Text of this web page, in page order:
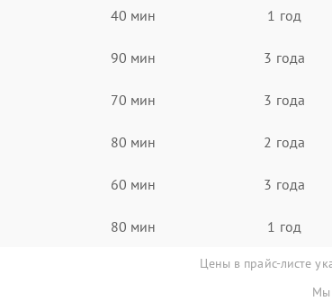
40 мин 1 год
90 мин 3 года
70 мин 3 года
80 мин 2 года
60 мин 3 года
80 мин 1 год
Цены в прайс-листе
Мы